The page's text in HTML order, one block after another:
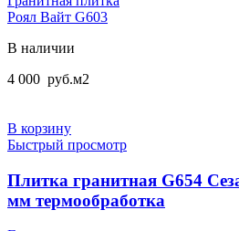
Роял Вайт G603
В наличии
4 000 руб.м2
В корзину
Быстрый просмотр
Плитка гранитная G654
мм термообработка